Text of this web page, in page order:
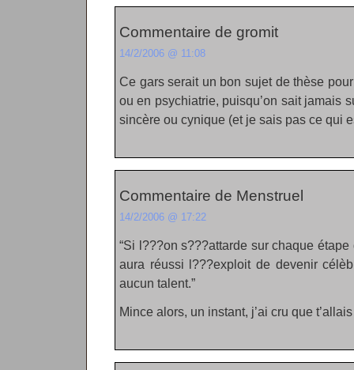
Commentaire de gromit
14/2/2006 @ 11:08
Ce gars serait un bon sujet de thèse
ou en psychiatrie, puisqu’on sait jamais
sincère ou cynique (et je sais pas ce qui
Commentaire de Menstruel
14/2/2006 @ 17:22
“Si l???on s???attarde sur chaque
aura réussi l???exploit de devenir
aucun talent.”
Mince alors, un instant, j’ai cru que